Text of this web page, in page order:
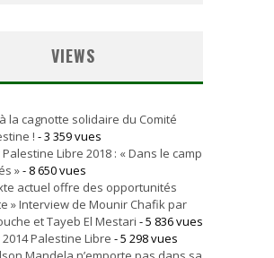
VIEWS
la cagnotte solidaire du Comité
! - 3 359 vues
Libre 2018 : « Dans le camp
»- 8 650 vues
actuel offre des opportunités
» Interview de Mounir Chafik par
et Tayeb El Mestari - 5 836 vues
Palestine Libre - 5 298 vues